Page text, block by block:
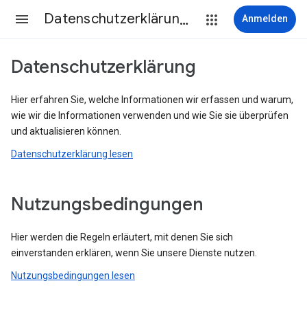
Datenschutzerklärung & Nutzungsbedingungen Anmelden
Datenschutzerklärung
Hier erfahren Sie, welche Informationen wir erfassen und warum,
wie wir die Informationen verwenden und wie Sie sie überprüfen
und aktualisieren können.
Datenschutzerklärung lesen
Nutzungsbedingungen
Hier werden die Regeln erläutert, mit denen Sie sich
einverstanden erklären, wenn Sie unsere Dienste nutzen.
Nutzungsbedingungen lesen